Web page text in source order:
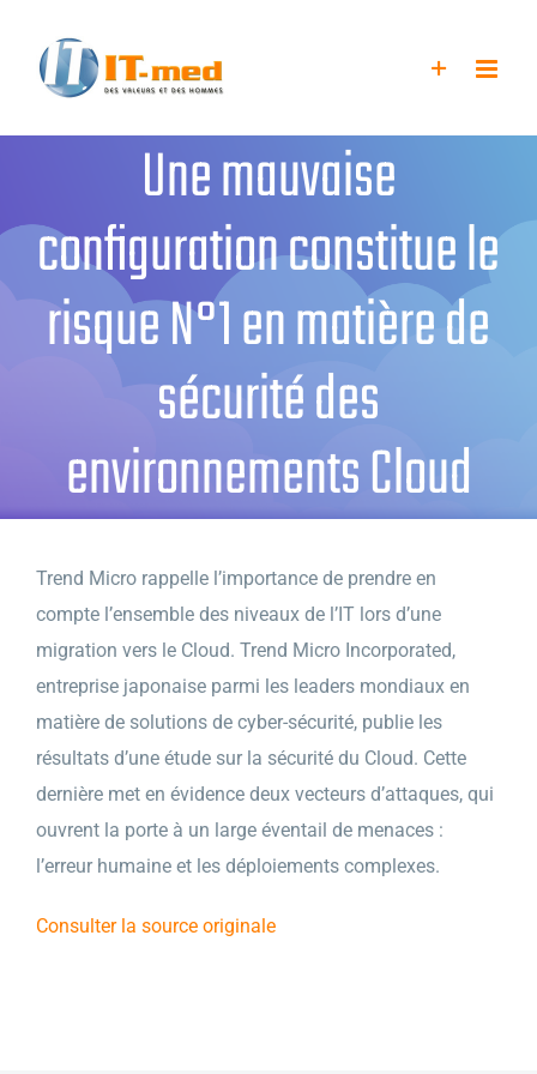
contenu
Une mauvaise
configuration constitue le
risque N°1 en matière de
sécurité des
environnements Cloud
Trend Micro rappelle l’importance de prendre en
compte l’ensemble des niveaux de l’IT lors d’une
migration vers le Cloud. Trend Micro Incorporated,
entreprise japonaise parmi les leaders mondiaux en
matière de solutions de cyber-sécurité, publie les
résultats d’une étude sur la sécurité du Cloud. Cette
dernière met en évidence deux vecteurs d’attaques, qui
ouvrent la porte à un large éventail de menaces :
l’erreur humaine et les déploiements complexes.
Consulter la source originale